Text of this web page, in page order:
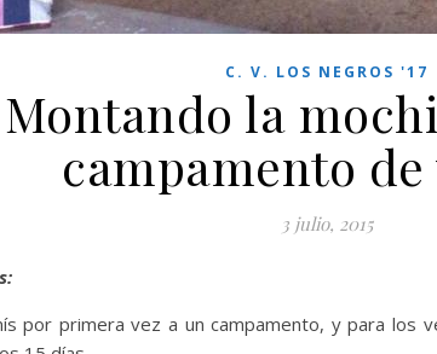
C. V. LOS NEGROS '17
Montando la
campamento
3 julio, 2015
por primera vez a un campamento, y para los